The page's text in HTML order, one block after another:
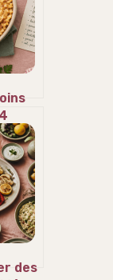
des